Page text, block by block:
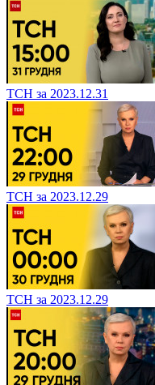
ТСН за 2023.12.31
ТСН за 2023.12.29
ТСН за 2023.12.29